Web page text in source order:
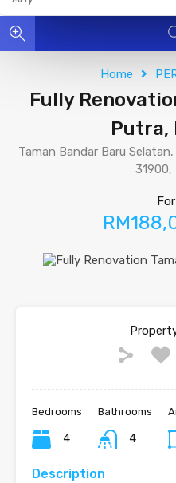
Home
Fully
Putra,
Taman Bandar Baru
31900,
Bedrooms
4
Bathrooms
4
Description